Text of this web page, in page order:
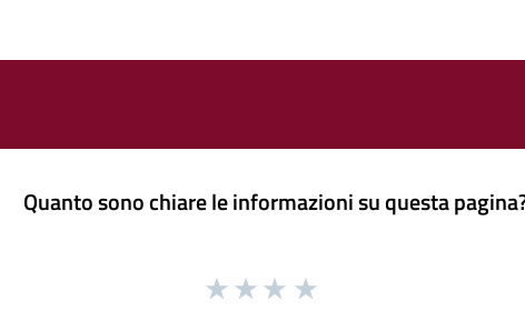
Quanto sono chiare le informazioni su questa